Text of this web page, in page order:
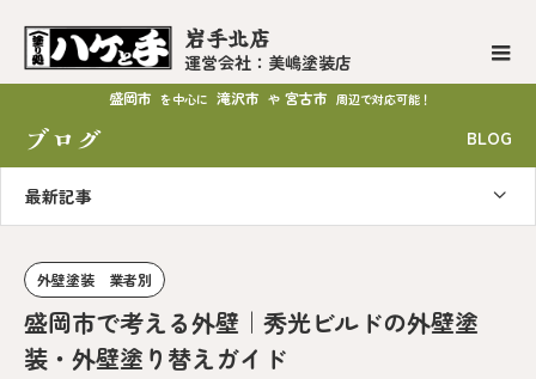
岩手北店
運営会社：美嶋塗装店
盛岡市 を中心に 滝沢市 や 宮古市 周辺で対応可能！
ブログ BLOG
最新記事
外壁塗装 業者別
盛岡市で考える外壁｜秀光ビルドの外壁塗
装・外壁塗り替えガイド